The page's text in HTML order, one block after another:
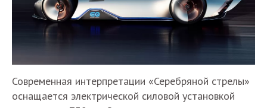
Современная интерпретации «Серебряной стрелы»
оснащается электрической силовой установкой